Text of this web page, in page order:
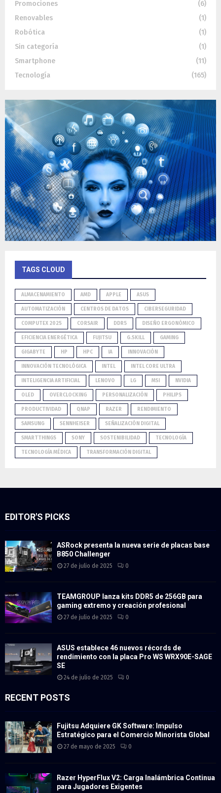
Promociones
(6)
Renovables
(1)
Robótica
(1)
Sin categoría
(1)
Smartphone
(11)
Tecnología
(165)
TAGS CLOUD
ALMACENAMIENTO AMD APPLE ASUS
AUTOMATIZACIÓN CENTROS DE DATOS CIBERSEGURIDAD
COMPUTEX 2025 CORSAIR DDR5 DISEÑO ERGONÓMICO
EFICIENCIA ENERGÉTICA FUJITSU G.SKILL GAMING
GIGABYTE HP HPC IA INNOVACIÓN
INNOVACIÓN TECNOLÓGICA INTEL INTEL CORE ULTRA
INTELIGENCIA ARTIFICIAL LENOVO LG MSI NVIDIA
OLED OVERCLOCKING PERSONALIZACIÓN PHILIPS
PRODUCTIVIDAD QNAP RAZER RENDIMIENTO
SAMSUNG SENNHEISER SEÑALIZACIÓN DIGITAL
SMARTTHINGS SONY SOSTENIBILIDAD TECNOLOGÍA
TECNOLOGÍA MÉDICA TRANSFORMACIÓN DIGITAL
EDITOR'S PICKS
ASRock presenta la nueva serie de placas base
B850 Challenger
27 de julio de 2025 0
TEAMGROUP lanza kits DDR5 de 256GB para
gaming extremo y creación profesional
27 de julio de 2025 0
ASUS establece 46 nuevos récords de
rendimiento con la placa Pro WS WRX90E-SAGE
SE
24 de julio de 2025 0
RECENT POSTS
Fujitsu Adquiere GK Software: Impulso
Estratégico para el Comercio Minorista Global
27 de mayo de 2025 0
Razer HyperFlux V2: Carga Inalámbrica Continua
para Jugadores Exigentes